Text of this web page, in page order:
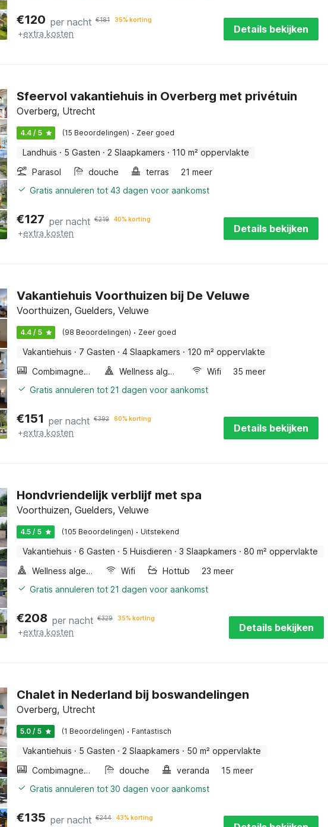
€120 per nacht €181 35% korting
+extra kosten Details bekijken
Sfeervol vakantiehuis in Overberg met privétuin
Overberg, Utrecht
4.4 / 5 (15 Beoordelingen) · Zeer goed
Landhuis · 5 Gasten · 2 Slaapkamers · 110 m² oppervlakte
Parasol
douche terras
21 meer
Gratis annuleren tot 43 dagen voor aankomst
€127 per nacht €219 40% korting
+extra kosten Details bekijken
Vakantiehuis Voorthuizen bij De Veluwe
Voorthuizen, Guelders, Veluwe
4.4 / 5 (98 Beoordelingen) · Zeer goed
Vakantiehuis · 7 Gasten · 4 Slaapkamers · 120 m² oppervlakte
Combimagnetron
Wellness algemeen Wifi
35 meer
Gratis annuleren tot 21 dagen voor aankomst
€151 per nacht €392 60% korting
+extra kosten Details bekijken
Hondvriendelijk verblijf met spa
Voorthuizen, Guelders, Veluwe
4.5 / 5 (105 Beoordelingen) · Uitstekend
Vakantiehuis · 6 Gasten · 5 Huisdieren · 3 Slaapkamers · 80 m² oppervlakte
Wellness algemeen
Wifi Hottub
23 meer
Gratis annuleren tot 21 dagen voor aankomst
€208 per nacht €329 35% korting
+extra kosten Details bekijken
Chalet in Nederland bij boswandelingen
Overberg, Utrecht
5.0 / 5 (1 Beoordelingen) · Fantastisch
Vakantiehuis · 5 Gasten · 2 Slaapkamers · 50 m² oppervlakte
Combimagnetron
douche veranda
15 meer
Gratis annuleren tot 30 dagen voor aankomst
€135 per nacht €244 43% korting